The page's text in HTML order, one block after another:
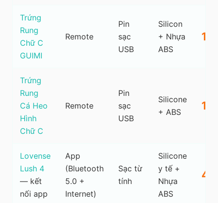
Trứng
Rung
Chữ C
GUIMI
Remote
Pin
sạc
USB
Silicon
+ Nhựa
ABS
Trứng
Rung
Cá Heo
Hình
Chữ C
Remote
Pin
sạc
USB
Silicone
+ ABS
Lovense
Lush 4
— kết
nối app
App
(Bluetooth
5.0 +
Internet)
Sạc từ
tính
Silicone
y tế +
Nhựa
ABS